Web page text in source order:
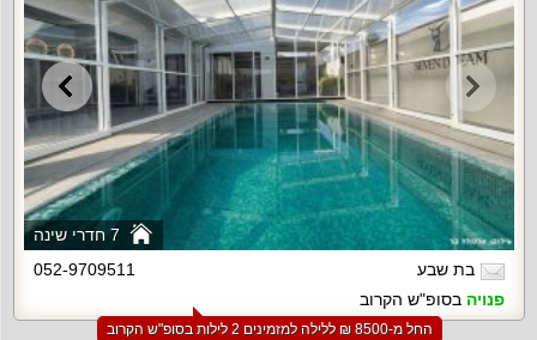
7 חדרי שינה
בת שבע
052-9709511
פנויה בסופ"ש הקרוב
החל מ-‏8500 ₪ ללילה למזמינים 2 לילות בסופ"ש הקרוב